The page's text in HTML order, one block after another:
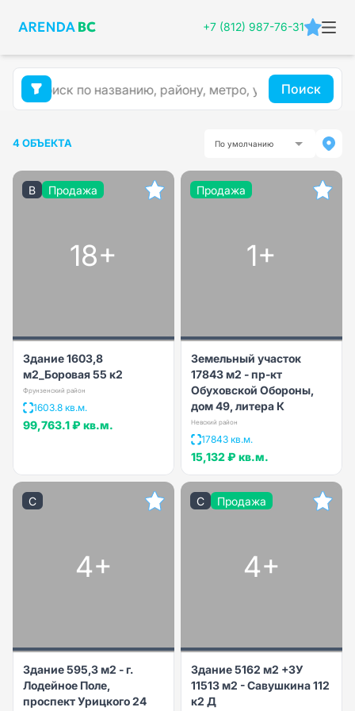
+7 (812) 987-76-31
Поиск
4 ОБЪЕКТА По умолчанию
B Продажа
18+
Здание 1603,8
м2_Боровая 55 к2
Фрунзенский район
1603.8 кв.м.
99,763.1 ₽ кв.м.
Продажа
1+
Земельный участок
17843 м2 - пр-кт
Обуховской Обороны,
дом 49, литера К
Невский район
17843 кв.м.
15,132 ₽ кв.м.
C
4+
Здание 595,3 м2 - г.
Лодейное Поле,
проспект Урицкого 24
C Продажа
4+
Здание 5162 м2 +ЗУ
11513 м2 - Савушкина 112
к2 Д